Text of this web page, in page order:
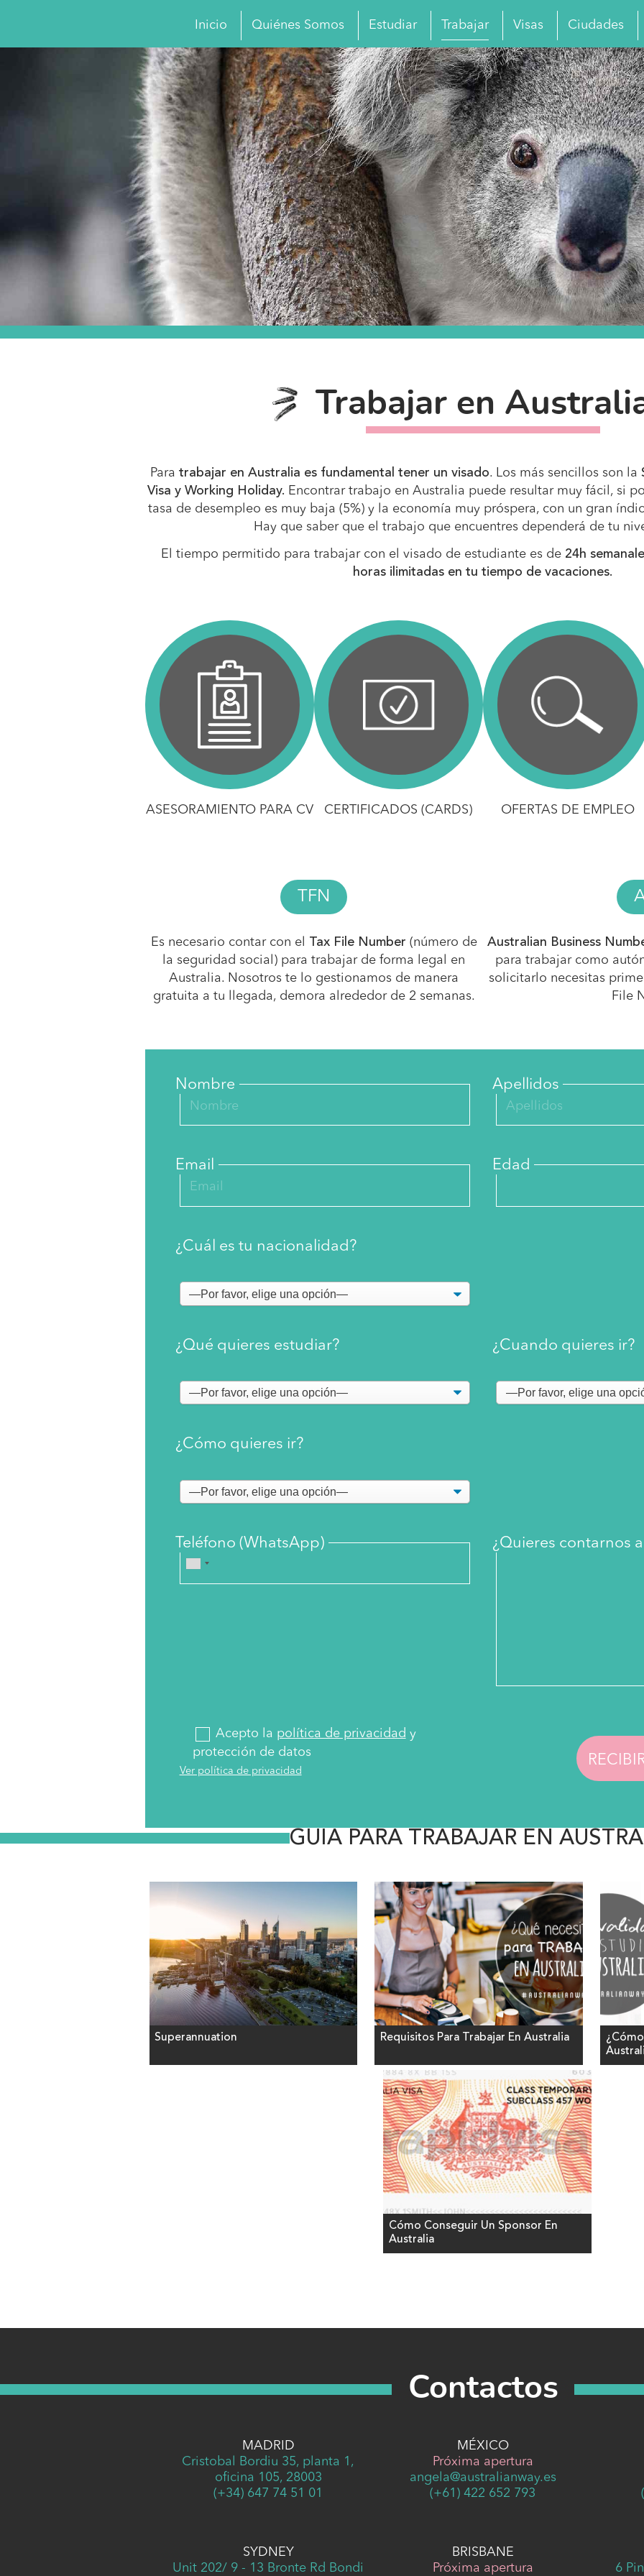
Inicio Quiénes Somos Estudiar Trabajar Visas Ciudades
Trabajar en
Paratrabajar en Australia es fundamental tener un visado. Los más sencillos son la
Visa y Working Holiday. Encontrar trabajo en Australia puede resultar muy fácil, si
tasa de desempleo es muy baja (5%) y la economía muy próspera, con un gran
Hay que saber que el trabajo que encuentres dependerá de tu
El tiempo permitido para trabajar con el visado de estudiante es de 24h
horas ilimitadas en tu tiempo de vacaciones.
ASESORAMIENTO PARA CV CERTIFICADOS (CARDS) OFERTAS DE EMPLEO
TFN
Es necesario contar con el Tax File Number (número de
la seguridad social) para trabajar de forma legal en
Australia. Nosotros te lo gestionamos de manera
gratuita a tu llegada, demora alrededor de 2 semanas.
Australian Business
para trabajar como
solicitarlo necesitas
File
Nombre Apellidos
Email Edad
¿Cuál es tu nacionalidad?
¿Qué quieres estudiar? ¿Cuando quieres ir?
¿Cómo quieres ir?
Teléfono (WhatsApp) ¿Quieres contarnos
Acepto la política de privacidad y
protección de datos
Ver política de privacidad
GUIA PARA TRABAJAR EN
Superannuation Requisitos Para Trabajar En Australia
Cómo Conseguir Un Sponsor En
Australia
Contactos
MADRID
Cristobal Bordiu 35, planta 1,
oficina 105, 28003
(+34) 647 74 51 01
MÉXICO
Próxima apertura
angela@australianway.es
(+61) 422 652 793
SYDNEY
Unit 202/ 9 - 13 Bronte Rd Bondi
BRISBANE
Próxima apertura
6